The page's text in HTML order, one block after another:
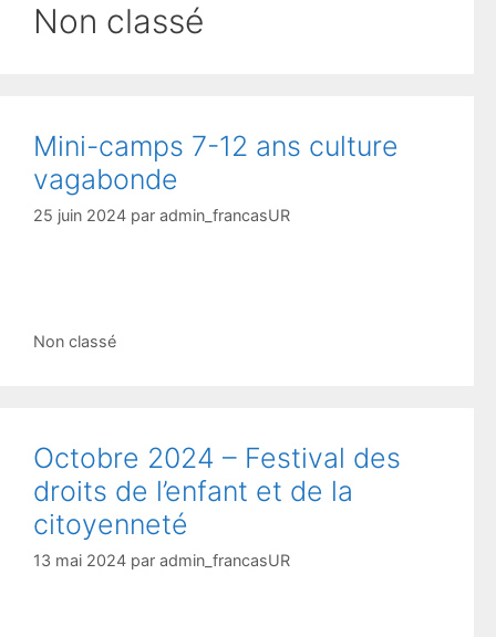
Non classé
Mini-camps 7-12 ans culture
vagabonde
25 juin 2024 par admin_francasUR
Catégories
Non classé
Octobre 2024 – Festival des
droits de l’enfant et de la
citoyenneté
13 mai 2024 par admin_francasUR